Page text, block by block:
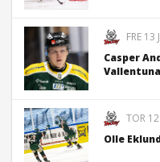
FRE 13
Casper
TOR
Olle